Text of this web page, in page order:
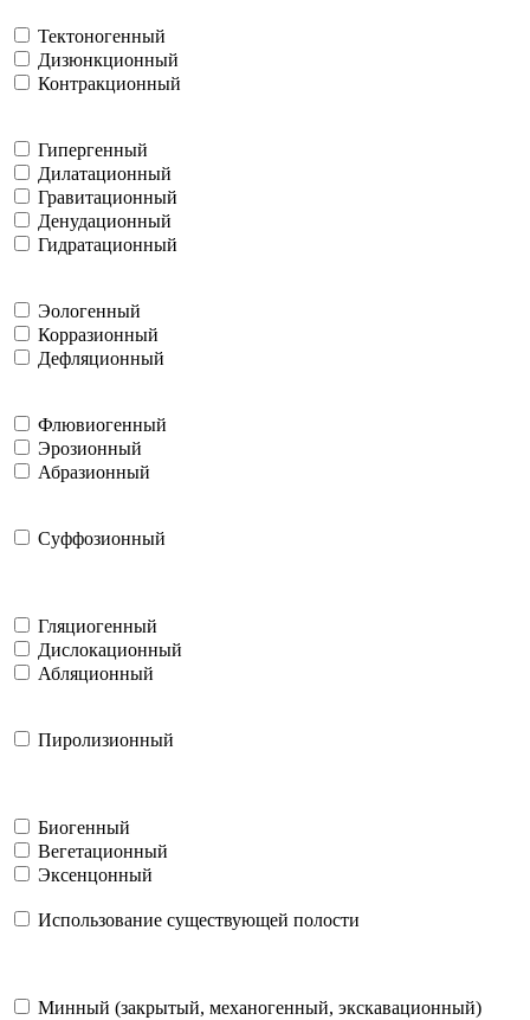
Тектоногенный
Дизюнкционный
Контракционный
Гипергенный
Дилатационный
Гравитационный
Денудационный
Гидратационный
Эологенный
Корразионный
Дефляционный
Флювиогенный
Эрозионный
Абразионный
Суффозионный
Гляциогенный
Дислокационный
Абляционный
Пиролизионный
Биогенный
Вегетационный
Эксенцонный
Использование существующей полости
Минный (закрытый, механогенный, экскавационный)